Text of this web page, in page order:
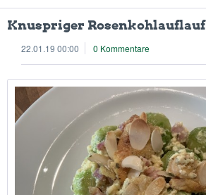
Knuspriger Rosenkohlauflauf
22.01.19 00:00 0 Kommentare